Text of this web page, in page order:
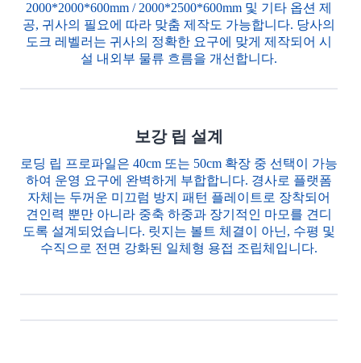
2000*2000*600mm / 2000*2500*600mm 및 기타 옵션 제
공, 귀사의 필요에 따라 맞춤 제작도 가능합니다. 당사의
도크 레벨러는 귀사의 정확한 요구에 맞게 제작되어 시
설 내외부 물류 흐름을 개선합니다.
보강 립 설계
로딩 립 프로파일은 40cm 또는 50cm 확장 중 선택이 가능
하여 운영 요구에 완벽하게 부합합니다. 경사로 플랫폼
자체는 두꺼운 미끄럼 방지 패턴 플레이트로 장착되어
견인력 뿐만 아니라 중축 하중과 장기적인 마모를 견디
도록 설계되었습니다. 릿지는 볼트 체결이 아닌, 수평 및
수직으로 전면 강화된 일체형 용접 조립체입니다.